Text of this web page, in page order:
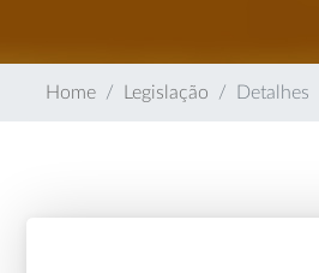
Home Legislação Detalhes